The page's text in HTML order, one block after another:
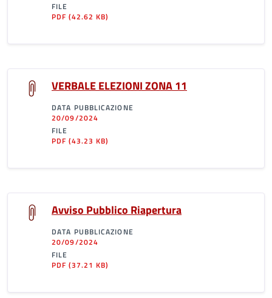
FILE
PDF(42.62 KB)
VERBALE ELEZIONI ZONA 11
DATA PUBBLICAZIONE
20/09/2024
FILE
PDF(43.23 KB)
Avviso Pubblico Riapertura
DATA PUBBLICAZIONE
20/09/2024
FILE
PDF(37.21 KB)